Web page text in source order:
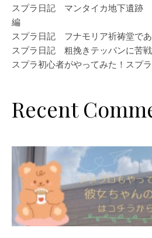
スプラ日記 マンタイカ地下遺跡
編
スプラ日記 フナモリア祈祷堂であ
スプラ日記 粗挽きテッパンに苦戦
スプラ初心者がやってみた！スプ
Recent